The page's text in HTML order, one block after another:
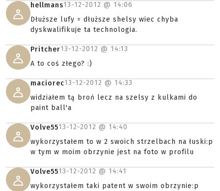
hellmans13-12-2012 @ 14:06
Dłuższe lufy = dłuższe shelsy wiec chyba
dyskwalifikuje ta technologia.
Pritcher13-12-2012 @ 14:13
A to coś złego? :)
maciorec13-12-2012 @ 14:33
widziałem tą broń lecz na szelsy z kulkami do
paint ball'a
Volve5513-12-2012 @ 14:40
wykorzystałem to w 2 swoich strzelbach na łuski:p
w tym w moim obrzynie jest na foto w profilu
Volve5513-12-2012 @ 14:41
wykorzystałem taki patent w swoim obrzynie:p